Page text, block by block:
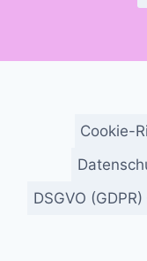
Cookie-
DSGVO